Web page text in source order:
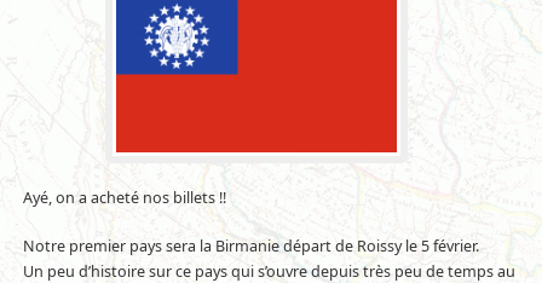
Ayé, on a acheté nos billets !!
Notre premier pays sera la Birmanie départ de Roissy le 5 février.
Un peu d’histoire sur ce pays qui s’ouvre depuis très peu de temps au